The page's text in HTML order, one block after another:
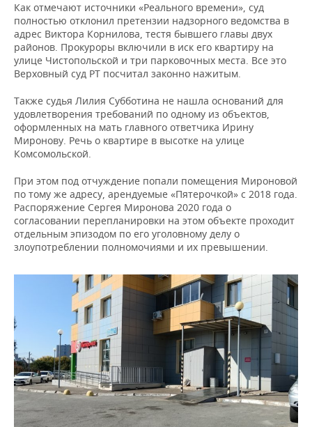
Как отмечают источники «Реального времени», суд
полностью отклонил претензии надзорного ведомства в
адрес Виктора Корнилова, тестя бывшего главы двух
районов. Прокуроры включили в иск его квартиру на
улице Чистопольской и три парковочных места. Все это
Верховный суд РТ посчитал законно нажитым.
Также судья Лилия Субботина не нашла оснований для
удовлетворения требований по одному из объектов,
оформленных на мать главного ответчика Ирину
Миронову. Речь о квартире в высотке на улице
Комсомольской.
При этом под отчуждение попали помещения Мироновой
по тому же адресу, арендуемые «Пятерочкой» с 2018 года.
Распоряжение Сергея Миронова 2020 года о
согласовании перепланировки на этом объекте проходит
отдельным эпизодом по его уголовному делу о
злоупотреблении полномочиями и их превышении.